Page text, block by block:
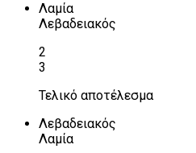
Λαμία
Λεβαδειακός
2
3
Τελικό αποτέλεσμα
Λεβαδειακός
Λαμία